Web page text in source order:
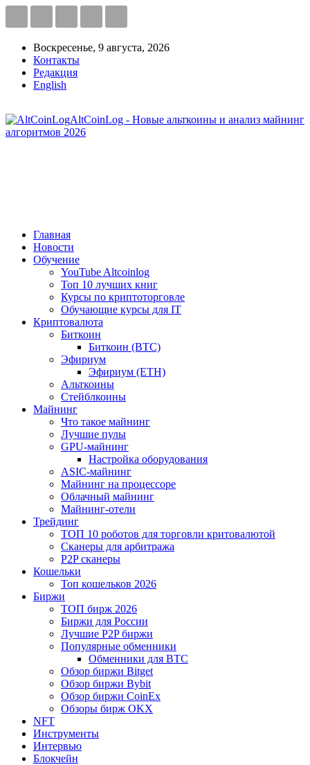
Воскресенье, 9 августа, 2026
Контакты
Редакция
English
AltCoinLog - Новые альткоины и анализ майнинг
алгоритмов 2026
Главная
Новости
Обучение
YouTube Altcoinlog
Топ 10 лучших книг
Курсы по криптоторговле
Обучающие курсы для IT
Криптовалюта
Биткоин
Биткоин (BTC)
Эфириум
Эфириум (ETH)
Альткоины
Стейблкоины
Майнинг
Что такое майнинг
Лучшие пулы
GPU-майнинг
Настройка оборудования
ASIC-майнинг
Майнинг на процессоре
Облачный майнинг
Майнинг-отели
Трейдинг
ТОП 10 роботов для торговли критовалютой
Сканеры для арбитража
P2P сканеры
Кошельки
Топ кошельков 2026
Биржи
ТОП бирж 2026
Биржи для России
Лучшие P2P биржи
Популярные обменники
Обменники для BTC
Обзор биржи Bitget
Обзор биржи Bybit
Обзор биржи CoinEx
Обзоры бирж OKX
NFT
Инструменты
Интервью
Блокчейн